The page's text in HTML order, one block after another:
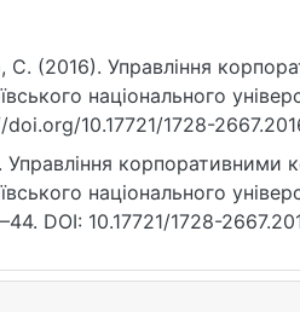
(2016). Управління
національного
10.17721/1728-
корпоративними
національного
DOI: 10.17721/1728-